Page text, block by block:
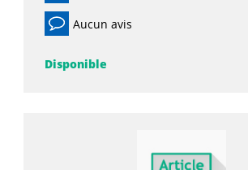
Aucun avis
Disponible